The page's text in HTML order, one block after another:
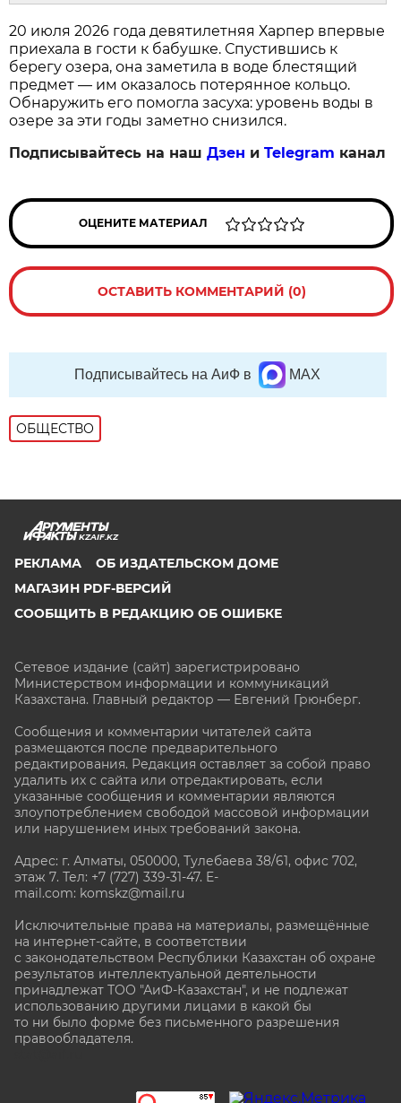
20 июля 2026 года девятилетняя Харпер впервые
приехала в гости к бабушке. Спустившись к
берегу озера, она заметила в воде блестящий
предмет — им оказалось потерянное кольцо.
Обнаружить его помогла засуха: уровень воды в
озере за эти годы заметно снизился.
Подписывайтесь на нашДзен иTelegram канал
ОЦЕНИТЕ МАТЕРИАЛ
ОСТАВИТЬ КОММЕНТАРИЙ (0)
Подписывайтесь на АиФ в MAX
ОБЩЕСТВО
KZAIF.KZ
РЕКЛАМА
ОБ ИЗДАТЕЛЬСКОМ ДОМЕ
МАГАЗИН PDF-ВЕРСИЙ
СООБЩИТЬ В РЕДАКЦИЮ ОБ ОШИБКЕ
Сетевое издание (сайт) зарегистрировано
Министерством информации и коммуникаций
Казахстана. Главный редактор — Евгений Грюнберг.
Сообщения и комментарии читателей сайта
размещаются после предварительного
редактирования. Редакция оставляет за собой право
удалить их с сайта или отредактировать, если
указанные сообщения и комментарии являются
злоупотреблением свободой массовой информации
или нарушением иных требований закона.
Адрес: г. Алматы, 050000, Тулебаева 38/61, офис 702,
этаж 7. Тел: +7 (727) 339-31-47. E-
mail.com: komskz@mail.ru
Исключительные права на материалы, размещённые
на интернет-сайте, в соответствии
с законодательством Республики Казахстан об охране
результатов интеллектуальной деятельности
принадлежат ТОО "АиФ-Казахстан", и не подлежат
использованию другими лицами в какой бы
то ни было форме без письменного разрешения
правообладателя.